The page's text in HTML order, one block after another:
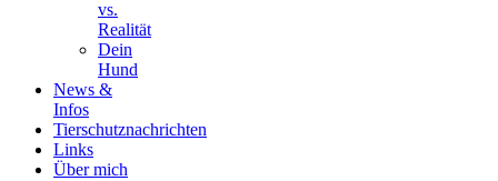
vs.
Realität
Dein
Hund
News &
Infos
Tierschutznachrichten
Links
Über mich